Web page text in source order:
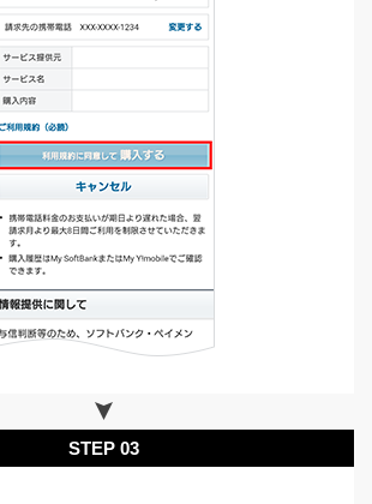
STEP 03